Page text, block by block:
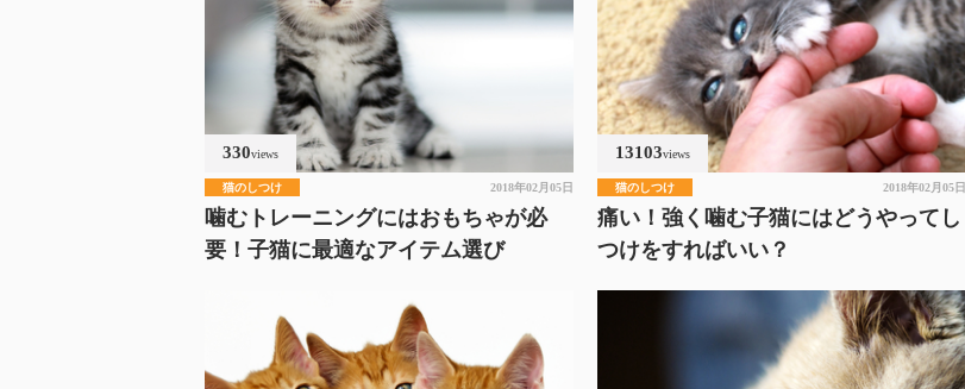
330views
猫のしつけ 2018年02月05日
噛むトレーニングにはおもちゃが必
要！子猫に最適なアイテム選び
13103views
猫のしつけ 2018年02月05日
痛い！強く噛む子猫にはどうやってし
つけをすればいい？